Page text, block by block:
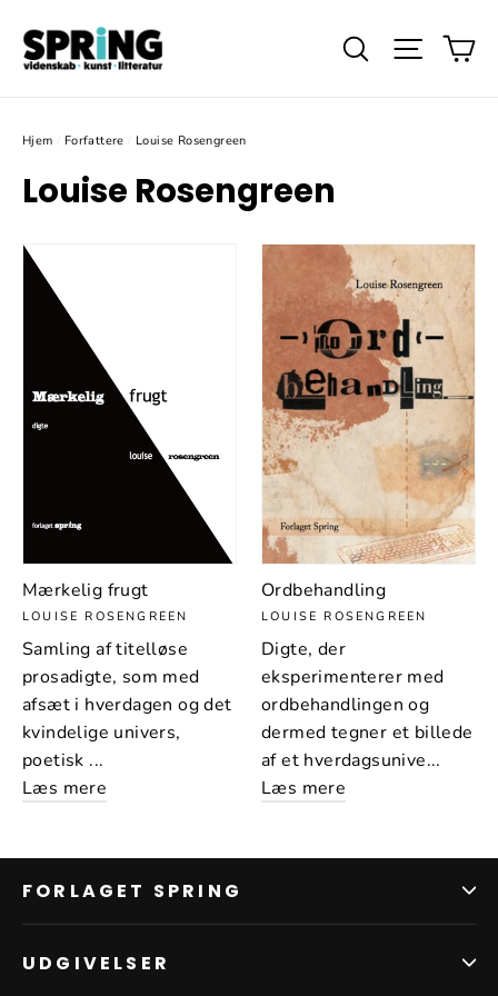
videre
indhold
Søg
Hjem / Forfattere / Louise Rosengreen
Louise Rosengreen
Mærkelig frugt
LOUISE ROSENGREEN
Samling af titelløse
prosadigte, som med
afsæt i hverdagen og det
kvindelige univers,
poetisk ...
Læs mere
Ordbehandling
LOUISE ROSENGREEN
Digte, der
eksperimenterer med
ordbehandlingen og
dermed tegner et billede
af et hverdagsunive...
Læs mere
FORLAGET SPRING
UDGIVELSER